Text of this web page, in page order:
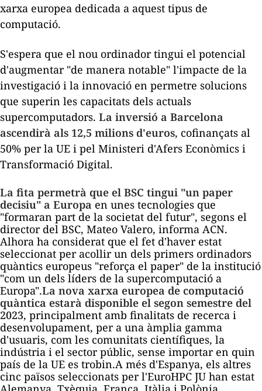
xarxa europea dedicada a aquest tipus de
computació.
S'espera que el nou ordinador tingui el potencial
d'augmentar "de manera notable" l'impacte de la
investigació i la innovació en permetre solucions
que superin les capacitats dels actuals
supercomputadors. La inversió a Barcelona
ascendirà als 12,5 milions d'euros, cofinançats al
50% per la UE i pel Ministeri d'Afers Econòmics i
Transformació Digital.
La fita permetrà que el BSC tingui "un paper
decisiu" a Europa en unes tecnologies que
"formaran part de la societat del futur", segons el
director del BSC, Mateo Valero, informa ACN.
Alhora ha considerat que el fet d'haver estat
seleccionat per acollir un dels primers ordinadors
quàntics europeus "reforça el paper" de la institució
"com un dels líders de la supercomputació a
Europa".La nova xarxa europea de computació
quàntica estarà disponible el segon semestre del
2023, principalment amb finalitats de recerca i
desenvolupament, per a una àmplia gamma
d'usuaris, com les comunitats científiques, la
indústria i el sector públic, sense importar en quin
país de la UE es trobin.A més d'Espanya, els altres
cinc països seleccionats per l'EuroHPC JU han estat